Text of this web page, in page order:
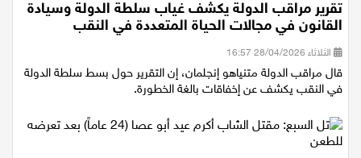
تقرير مراقب الدولة يكشف غياب سلطة الدولة وسيادة
القانون في مجالات الحياة المتعددة في النقب
الثلاثاء 28/04/2026 16:57
قال مراقب الدولة متنياهو إنجلمان، إن التقرير حول بسط سلطة الدولة